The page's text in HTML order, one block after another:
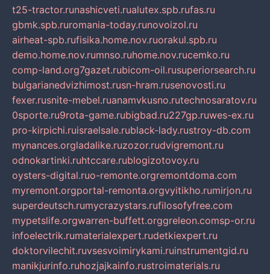
t25-tractor.runashicveti.rualutex.spb.rufas.ru
gbmk.spb.ruromania-today.runovoizol.ru
airheat-spb.rufisika.home.nov.ruorakul.spb.ru
demo.home.nov.rumnso.ruhome.nov.rucemko.ru
comp-land.org7gazet.rubicom-oil.rusuperiorsearch.ru
bulgarianedvizhimost.rusn-hram.rusenovosti.ru
fexer.rusnite-mebel.ruanamvkusno.rutechnosaratov.ru
0sporte.ru9rota-game.rubigbad.ru227gp.ruwes-ex.ru
pro-kirpichi.ruisraelsale.rublack-lady.rustroy-db.com
mynances.orgladalike.ruzozor.rudvigremont.ru
odnokartinki.ruhtccare.rublogizotovoy.ru
oysters-digital.ruo-remonte.orgremontdoma.com
myremont.orgportal-remonta.orgvyitikho.rumirjon.ru
superdeutsch.rumycrazystars.rufilosofyfree.com
mypetslife.orgwarren-buffett.orggreleon.comsp-or.ru
infoelectrik.rumaterialexpert.rudetkiexpert.ru
doktorvilechit.ruvsesvoimirykami.ruinstrumentgid.ru
manikjurinfo.ruhozjajkainfo.rustroimaterials.ru